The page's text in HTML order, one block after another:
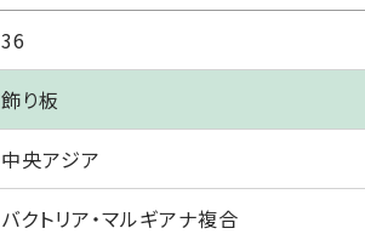
36
飾り板
中央アジア
バクトリア・マルギアナ複合